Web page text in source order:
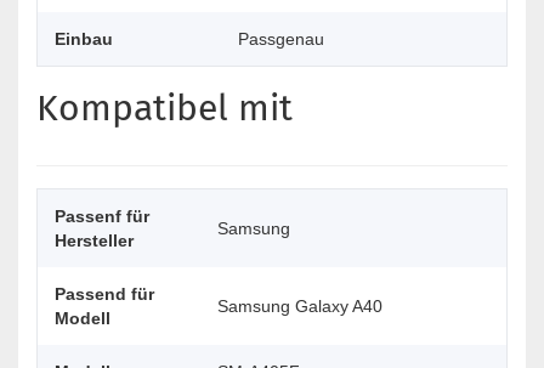
Einbau Passgenau
Kompatibel mit
Passenf für
Hersteller
Samsung
Passend für
Modell
Samsung Galaxy A40